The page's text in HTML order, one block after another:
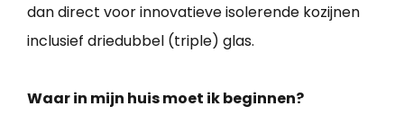
dan direct voor innovatieve isolerende kozijnen
inclusief driedubbel (triple) glas.
Waar in mijn huis moet ik beginnen?